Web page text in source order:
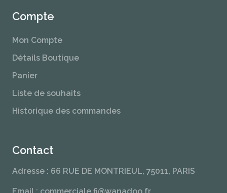
Compte
Mon Compte
Détails Boutique
Panier
Liste de souhaits
Historique des commandes
Contact
Adresse : 66 RUE DE MONTRIEUL, 75011, PARIS
Email : commerciale.fi@wanadoo.fr